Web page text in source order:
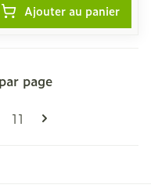
Ajouter au panier
la page
Page
11
par page